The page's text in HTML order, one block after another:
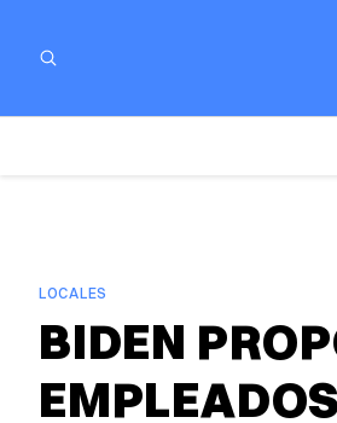
LOCALES
BIDEN